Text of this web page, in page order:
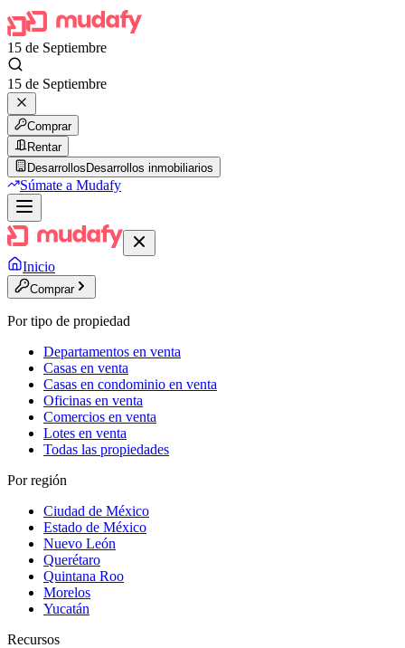
15 de Septiembre
15 de Septiembre
Comprar
Rentar
Desarrollos Desarrollos inmobiliarios
Súmate a Mudafy
Inicio
Comprar
Por tipo de propiedad
Departamentos en venta
Casas en venta
Casas en condominio en venta
Oficinas en venta
Comercios en venta
Lotes en venta
Todas las propiedades
Por región
Ciudad de México
Estado de México
Nuevo León
Querétaro
Quintana Roo
Morelos
Yucatán
Recursos